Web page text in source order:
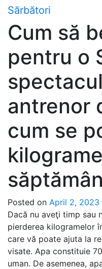
Skip
content
Sărbători
Cum să
pentru o
antrenor
cum se
Posted on April 2, 2023
Dacă nu aveţi timp sau
pierderea kilogramelor
care vă poate ajuta la
visate. Apa constituie
uman. De asemenea,